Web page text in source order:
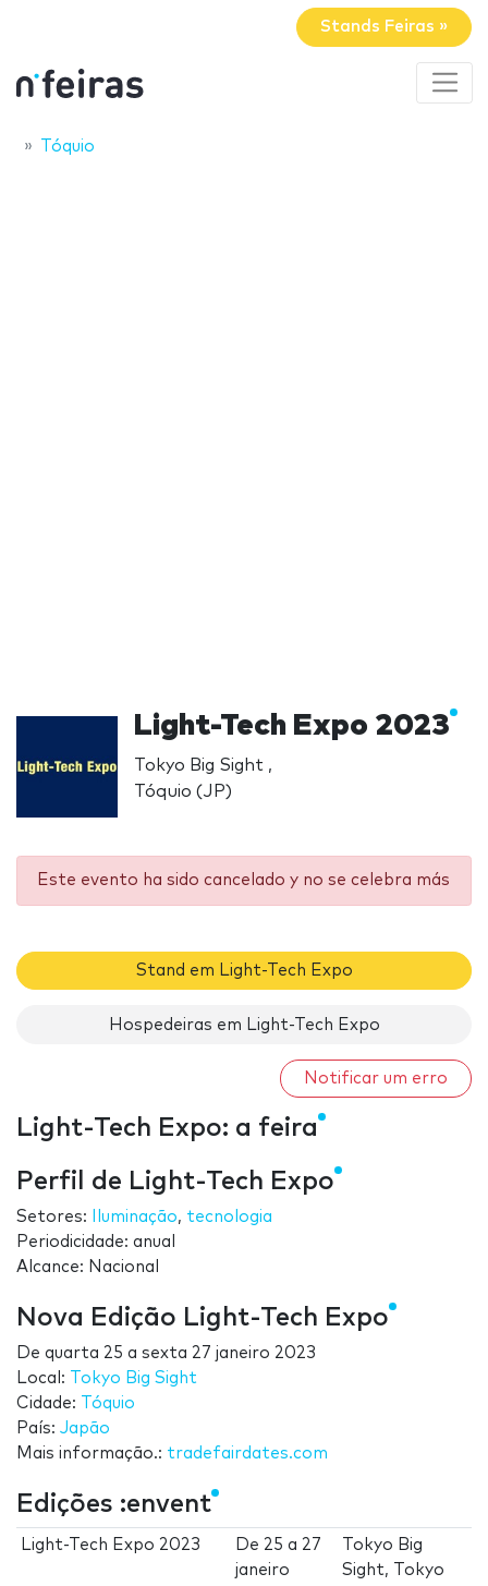
Stands Feiras »
Tóquio
Light-Tech Expo 2023
Tokyo Big Sight ,
Tóquio (JP)
Este evento ha sido cancelado y no se celebra más
Stand em Light-Tech Expo
Hospedeiras em Light-Tech Expo
Notificar um erro
Light-Tech Expo: a feira
Perfil de Light-Tech Expo
Setores: Iluminação, tecnologia
Periodicidade: anual
Alcance: Nacional
Nova Edição Light-Tech Expo
De quarta 25 a sexta 27 janeiro 2023
Local:
Tokyo Big Sight
Cidade:
Tóquio
País: Japão
Mais informação.: tradefairdates.com
Edições :envent
Light-Tech Expo 2023 De 25 a 27
janeiro
Tokyo Big
Sight, Tokyo